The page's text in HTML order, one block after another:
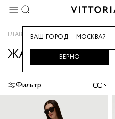
ГЛАВНАЯ...ЖАКЕТЫ И ПИДЖАКИ
ЖАКЕТЫ И
Фильтр
ВАШ ГОРОД — МОСКВА?
ВЕРНО